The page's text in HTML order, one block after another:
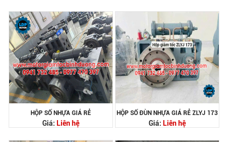
HỘP SỐ NHỰA GIÁ RẺ
Giá: Liên hệ
HỘP SỐ ĐÙN NHỰA GIÁ RẺ ZLYJ 173
Giá: Liên hệ